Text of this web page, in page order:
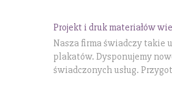
Projekt i druk materiałów
Nasza firma świadczy takie
plakatów. Dysponujemy
świadczonych usług.